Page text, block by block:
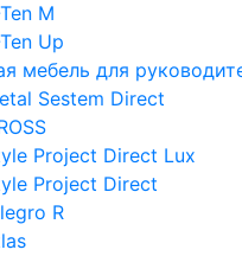
M
Up
мебель для
Sestem Direct
Project Direct Lux
Project Direct
R